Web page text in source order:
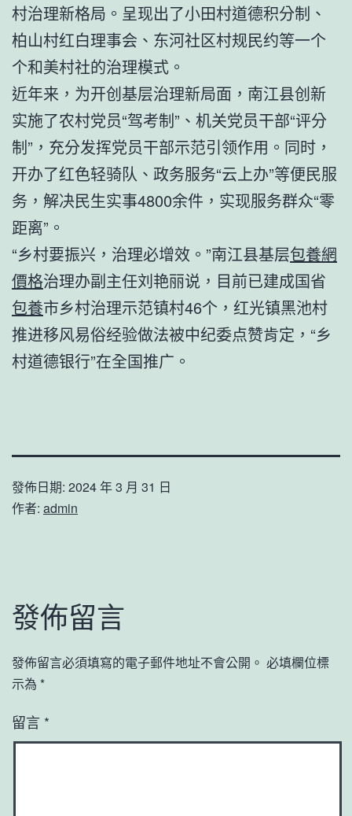
村治理新格局。呈现出了小田村道德积分制、
柏山村红白理事会、东河社区村规民约等一个
个和美村社的治理模式。
近年来，为开创基层治理新局面，南江县创新
实施了农村党员“驾考制”、机关党员干部“评分
制”，充分发挥党员干部示范引领作用。同时，
开办了红色轻骑队、政务服务“云上办”等便民服
务，解决民生实事4800余件，实现服务群众“零
距离”。
“乡村要振兴，治理必增效。”南江县基层包養網
價格治理办副主任刘艳丽说，目前已建成国省
包養市乡村治理示范镇村46个，红光镇黑池村
推进移风易俗经验做法被中纪委点赞肯定，“乡
村道德银行”在全国推广。
發佈日期: 2024 年 3 月 31 日
作者: admin
發佈留言
發佈留言必須填寫的電子郵件地址不會公開。 必填欄位標
示為 *
留言 *